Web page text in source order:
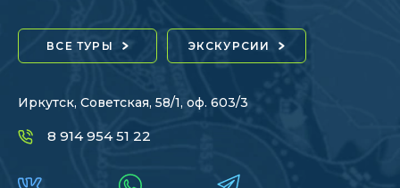
ВСЕ ТУРЫ ЭКСКУРСИИ
Иркутск, Советская, 58/1, оф. 603/3
8 914 954 51 22